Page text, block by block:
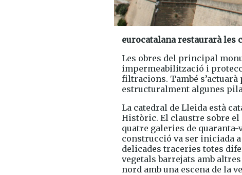
eurocatalana restaurarà les
Les obres del principal
impermeabilització i
filtracions. També
estructuralment algunes
La catedral de Lleida està
Històric. El claustre sobre el
quatre galeries de quaranta-
construcció va ser iniciada
delicades traceries totes
vegetals barrejats amb
nord amb una escena de la